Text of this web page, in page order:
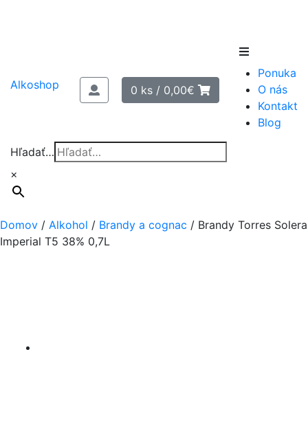
content
Alkoshop 0 ks / 0,00€
Ponuka
O nás
Kontakt
Blog
Hľadať…
×
Domov / Alkohol / Brandy a cognac / Brandy Torres Solera
Imperial T5 38% 0,7L